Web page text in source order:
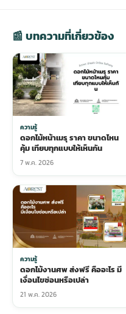
📰 บทความที่เกี่ยวข้อง
ความรู้
ดอกไม้หน้าเมรุ ราคา ขนาดไหน
คุ้ม เทียบทุกแบบให้เห็นกัน
7 พ.ค. 2026
ความรู้
ดอกไม้งานศพ ส่งฟรี คืออะไร มี
เงื่อนไขซ่อนหรือเปล่า
21 พ.ค. 2026